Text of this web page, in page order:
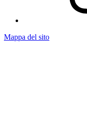
Mappa del sito